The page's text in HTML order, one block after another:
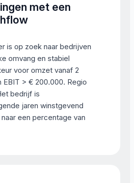
met een
is op zoek naar bedrijven
omvang en stabiel
voor omzet vanaf 2
EBIT > € 200.000. Regio
bedrijf is
jaren winstgevend
een percentage van